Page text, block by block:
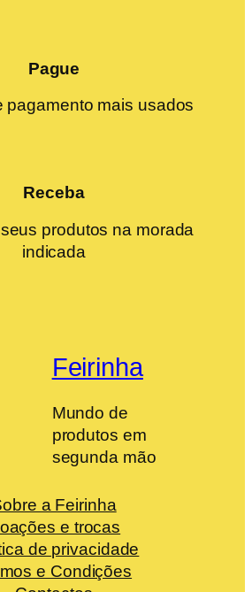
Pague
pagamento mais usados
Receba
produtos na morada
indicada
Feirinha
Mundo de
produtos em
segunda mão
a Feirinha
e trocas
de privacidade
e Condições